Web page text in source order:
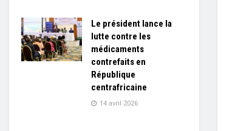
Le président lance la
lutte contre les
médicaments
contrefaits en
République
centrafricaine
14 avril 2026